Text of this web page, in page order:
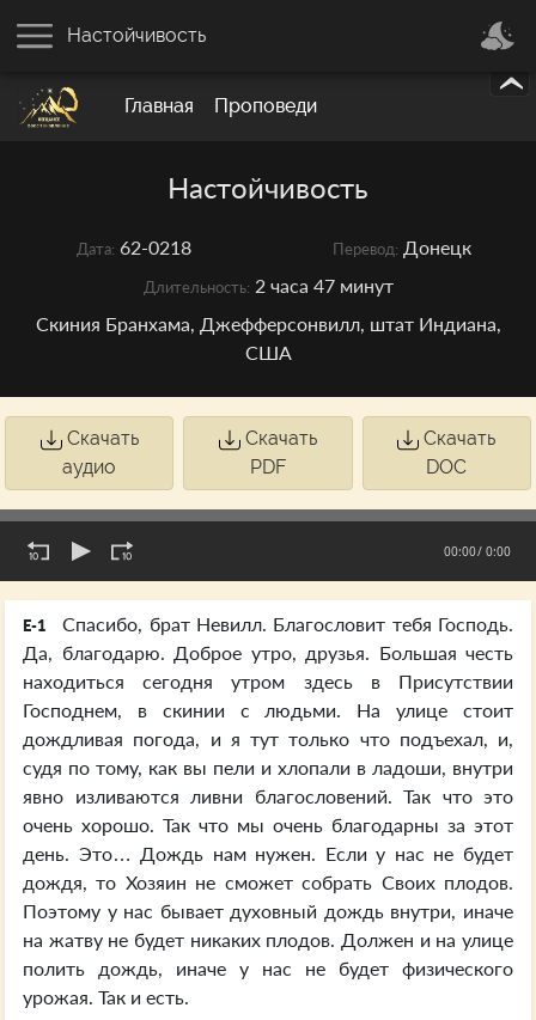
Главная Проповеди
Настойчивость
Настойчивость
Дата: 62-0218 Перевод: Донецк
Длительность: 2 часа 47 минут
Скиния Бранхама, Джефферсонвилл, штат Индиана,
США
Скачать
аудио
Скачать
PDF
Скачать
DOC
00:00/ 0:00
E-1
Спасибо, брат Невилл. Благословит тебя Господь.
Да, благодарю. Доброе утро, друзья. Большая честь
находиться сегодня утром здесь в Присутствии
Господнем, в скинии с людьми. На улице стоит
дождливая погода, и я тут только что подъехал, и,
судя по тому, как вы пели и хлопали в ладоши, внутри
явно изливаются ливни благословений. Так что это
очень хорошо. Так что мы очень благодарны за этот
день. Это… Дождь нам нужен. Если у нас не будет
дождя, то Хозяин не сможет собрать Своих плодов.
Поэтому у нас бывает духовный дождь внутри, иначе
на жатву не будет никаких плодов. Должен и на улице
полить дождь, иначе у нас не будет физического
урожая. Так и есть.